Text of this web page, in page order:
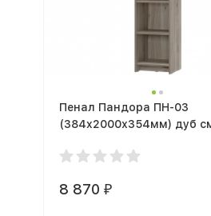
Пенал Пандора ПН-03
(384x2000х354мм) дуб
8 870 ₽